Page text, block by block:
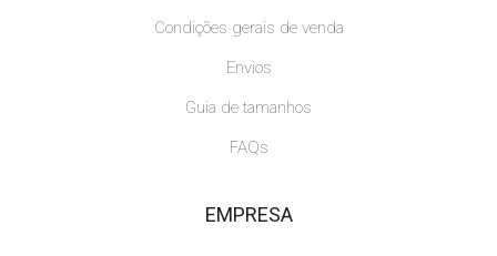
Condições gerais de venda
Envios
Guia de tamanhos
FAQs
EMPRESA